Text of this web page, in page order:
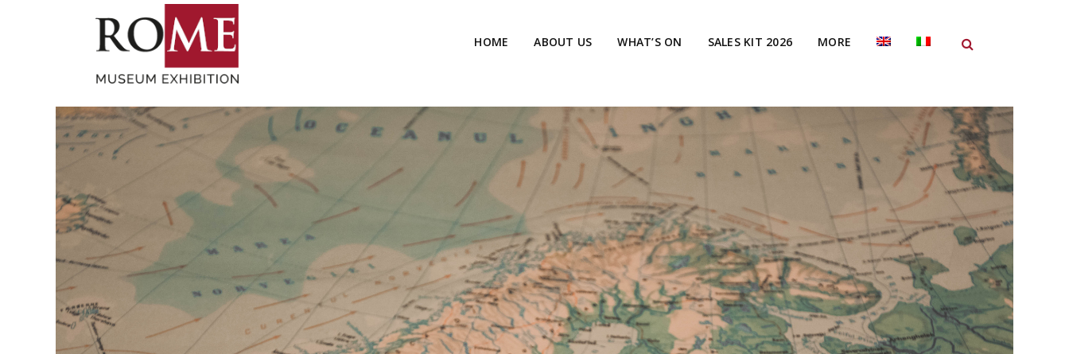
HOME ABOUT US WHAT’S ON SALES KIT 2026 MORE